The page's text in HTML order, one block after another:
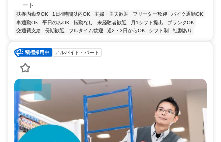
ート！...
扶養内勤務OK 1日4時間以内OK 主婦・主夫歓迎 フリーター歓迎
バイク通勤OK
車通勤OK
平日のみOK 転勤なし 未経験者歓迎 月1シフト提出
ブランクOK
交通費支給
長期歓迎 フルタイム歓迎 週2・3日からOK シフト制 社割あり
アルバイト・パート